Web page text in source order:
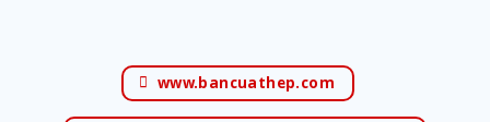
www.bancuathep.com